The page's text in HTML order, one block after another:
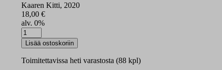
Kaaren Kitti, 2020
18,00 €
alv. 0%
Gollegiellan
3
syksy
määrä
Lisää ostoskoriin
Toimitettavissa heti varastosta (88 kpl)